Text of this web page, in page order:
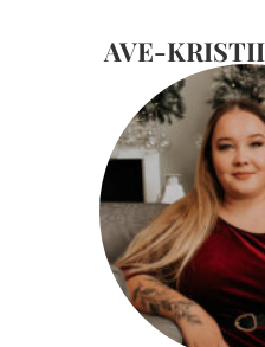
AVE-